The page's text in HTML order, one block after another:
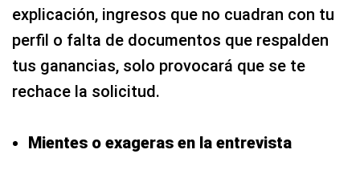
explicación, ingresos que no cuadran con tu
perfil o falta de documentos que respalden
tus ganancias, solo provocará que se te
rechace la solicitud.
Mientes o exageras en la entrevista